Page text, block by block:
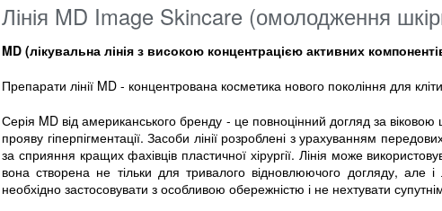
Лінія MD Image Skincare (омолодження
MD (лікувальна лінія з високою концентрацією активних
Препарати лінії MD - концентрована косметика нового покоління для
Серія MD від американського бренду - це повноцінний догляд за
прояву гіперпігментації. Засоби лінії розроблені з урахуванням
за сприяння кращих фахівців пластичної хірургії. Лінія може
вона створена не тільки для тривалого відновлюючого догляду, але і
необхідно застосовувати з особливою обережністю і не нехтувати